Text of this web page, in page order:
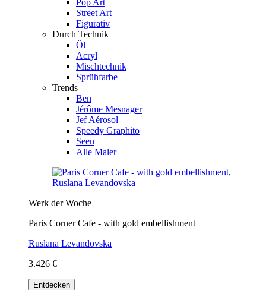
Street Art
Figurativ
Durch Technik
Öl
Acryl
Mischtechnik
Sprühfarbe
Trends
Ben
Jérôme Mesnager
Jef Aérosol
Speedy Graphito
Seen
Alle Maler
Werk der Woche
Paris Corner Cafe - with gold embellishment
Ruslana Levandovska
3.426 €
Entdecken